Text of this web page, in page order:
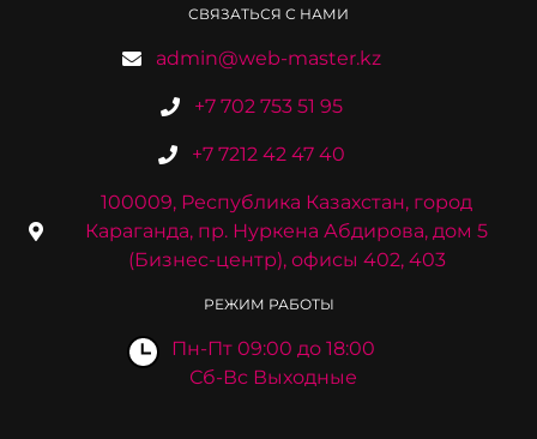
СВЯЗАТЬСЯ С НАМИ
admin@web-master.kz
+7 702 753 51 95
+7 7212 42 47 40
100009, Республика Казахстан, город
Караганда, пр. Нуркена Абдирова, дом 5
(Бизнес-центр), офисы 402, 403
РЕЖИМ РАБОТЫ
Пн-Пт 09:00 до 18:00
Сб-Вс Выходные